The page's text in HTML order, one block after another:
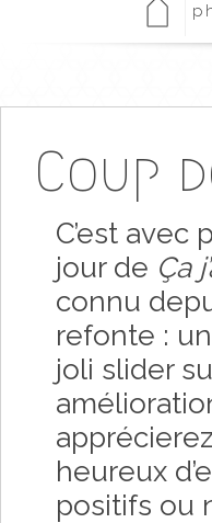
Coup
C’est avec
jour de Ça
connu
refonte :
joli slider
heureux
positifs ou